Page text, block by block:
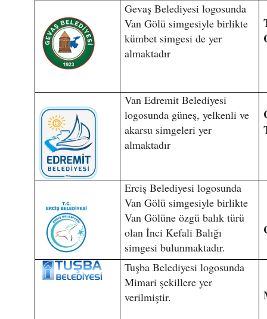
Gevaş Belediyesi logosunda
Van Gölü simgesiyle birlikte
kümbet simgesi de yer
almaktadır
Van Edremit Belediyesi
logosunda güneş, yelkenli ve
akarsu simgeleri yer
almaktadır
Erciş Belediyesi logosunda
Van Gölü simgesiyle birlikte
Van Gölüne özgü balık türü
olan İnci Kefali Balığı
simgesi bulunmaktadır.
Tuşba Belediyesi logosunda
Mimari şekillere yer
verilmiştir.